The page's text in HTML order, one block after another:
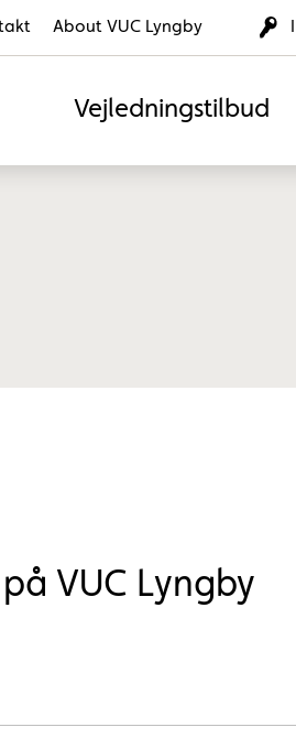
About VUC Lyngby
Vejledningstilbud
VUC Lyngby